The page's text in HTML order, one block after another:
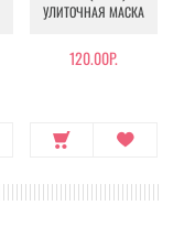
УЛИТОЧНАЯ МАСКА
120.00Р.